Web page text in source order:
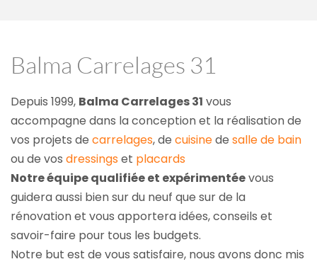
Balma Carrelages 31
Depuis 1999, Balma Carrelages 31 vous
accompagne dans la conception et la réalisation de
vos projets de carrelages, de cuisine de salle de bain
ou de vos dressings et placards
Notre équipe qualifiée et expérimentée vous
guidera aussi bien sur du neuf que sur de la
rénovation et vous apportera idées, conseils et
savoir-faire pour tous les budgets.
Notre but est de vous satisfaire, nous avons donc mis